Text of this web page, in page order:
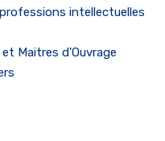
intellectuelles
Maitres d'Ouvrage